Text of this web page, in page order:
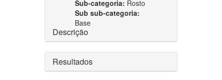
Sub-categoria: Rosto
Sub sub-categoria:
Base
Descrição
Resultados